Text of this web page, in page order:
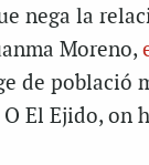
nega la
Moreno,
de població
El Ejido, on